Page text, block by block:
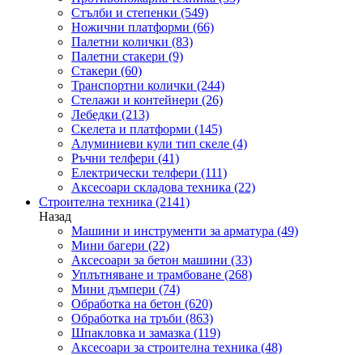
Стълби и степенки (549)
Ножични платформи (66)
Палетни колички (83)
Палетни стакери (9)
Стакери (60)
Транспортни колички (244)
Стелажи и контейнери (26)
Лебедки (213)
Скелета и платформи (145)
Алуминиеви кули тип скеле (4)
Ръчни телфери (41)
Електрически телфери (111)
Аксесоари складова техника (22)
Строителна техника (2141)
Назад
Машини и инструменти за арматура (49)
Мини багери (22)
Аксесоари за бетон машини (33)
Уплътняване и трамбоване (268)
Мини дъмпери (74)
Обработка на бетон (620)
Обработка на тръби (863)
Шпакловка и замазка (119)
Аксесоари за строителна техника (48)